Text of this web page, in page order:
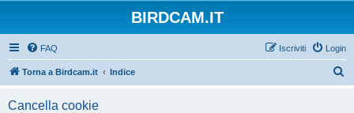
BIRDCAM.IT
FAQ Login
Iscriviti
Torna a Birdcam.it Indice
Cancella cookie